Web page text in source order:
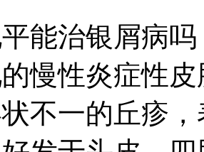
能治银屑病
慢性炎症性
不一的丘疹